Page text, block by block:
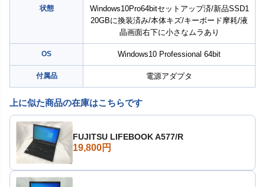
状態
Windows10Pro64bitセットアップ済/新品SSD1
20GBに換装済み/本体キズ/キーボード摩耗/液
晶画面右下に小さなムラあり
OS Windows10 Professional 64bit
付属品 電源アダプタ
上に似た商品の在庫はこちらです
FUJITSU LIFEBOOK A577/R
19,800円